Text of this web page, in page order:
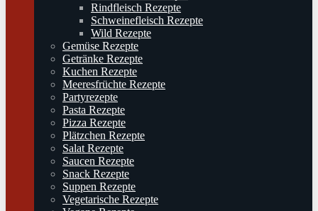
Rindfleisch Rezepte
Schweinefleisch Rezepte
Wild Rezepte
Gemüse Rezepte
Getränke Rezepte
Kuchen Rezepte
Meeresfrüchte Rezepte
Partyrezepte
Pasta Rezepte
Pizza Rezepte
Plätzchen Rezepte
Salat Rezepte
Saucen Rezepte
Snack Rezepte
Suppen Rezepte
Vegetarische Rezepte